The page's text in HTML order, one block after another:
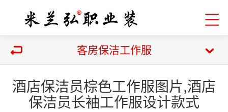
客房保洁工作服
酒店保洁员棕色工作服图片,酒店
保洁员长袖工作服设计款式